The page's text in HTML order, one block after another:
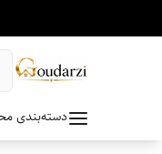
دسته‌بندی